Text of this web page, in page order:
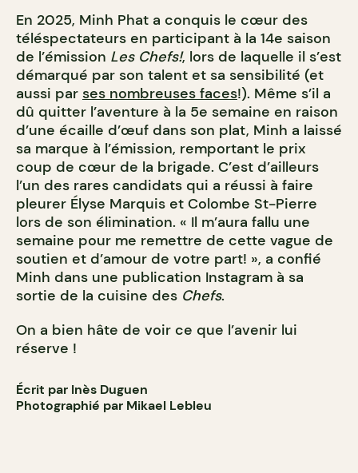
En 2025, Minh Phat a conquis le cœur des
téléspectateurs en participant à la 14e saison
de l’émission Les Chefs!, lors de laquelle il s’est
démarqué par son talent et sa sensibilité (et
aussi par ses nombreuses faces!). Même s’il a
dû quitter l’aventure à la 5e semaine en raison
d’une écaille d’œuf dans son plat, Minh a laissé
sa marque à l’émission, remportant le prix
coup de cœur de la brigade. C’est d’ailleurs
l’un des rares candidats qui a réussi à faire
pleurer Élyse Marquis et Colombe St-Pierre
lors de son élimination. « Il m’aura fallu une
semaine pour me remettre de cette vague de
soutien et d’amour de votre part! », a confié
Minh dans une publication Instagram à sa
sortie de la cuisine des Chefs.
On a bien hâte de voir ce que l’avenir lui
réserve !
Écrit par Inès Duguen
Photographié par Mikael Lebleu